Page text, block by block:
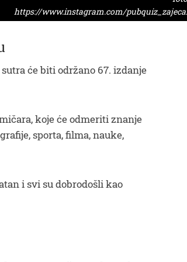
https://www.instagram.com/
će biti održano 67. izdanje
koje će odmeriti znanje
sporta, filma, nauke,
i svi su dobrodošli kao